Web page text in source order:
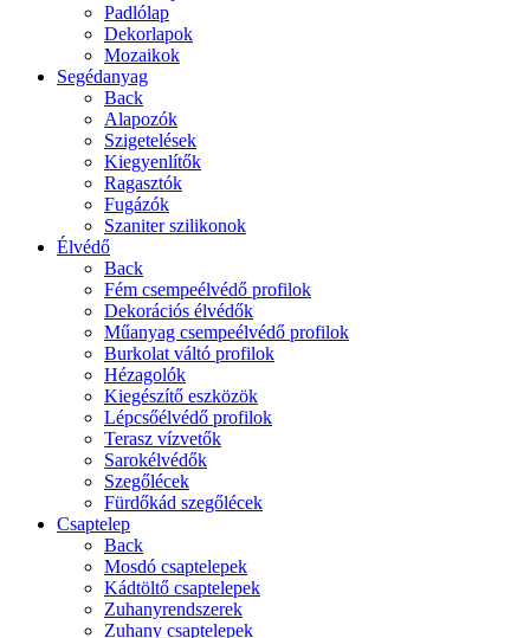
Padlólap
Dekorlapok
Mozaikok
Segédanyag
Back
Alapozók
Szigetelések
Kiegyenlítők
Ragasztók
Fugázók
Szaniter szilikonok
Élvédő
Back
Fém csempeélvédő profilok
Dekorációs élvédők
Műanyag csempeélvédő profilok
Burkolat váltó profilok
Hézagolók
Kiegészítő eszközök
Lépcsőélvédő profilok
Terasz vízvetők
Sarokélvédők
Szegőlécek
Fürdőkád szegőlécek
Csaptelep
Back
Mosdó csaptelepek
Kádtöltő csaptelepek
Zuhanyrendszerek
Zuhany csaptelepek